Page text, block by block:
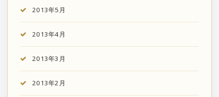
2013年5月
2013年4月
2013年3月
2013年2月